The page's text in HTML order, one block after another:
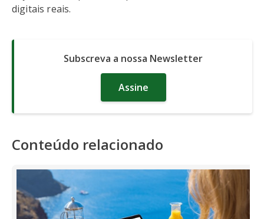
digitais reais.
Subscreva a nossa Newsletter
Assine
Conteúdo relacionado